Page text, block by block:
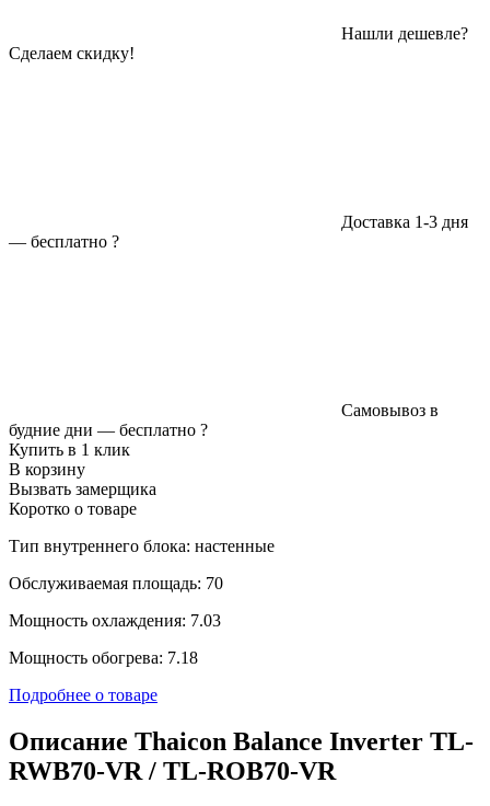
Нашли дешевле?
Сделаем скидку!
Доставка 1-3 дня
— бесплатно ?
Самовывоз в
будние дни — бесплатно ?
Купить в 1 клик
В корзину
Вызвать замерщика
Коротко о товаре
Тип внутреннего блока: настенные
Обслуживаемая площадь: 70
Мощность охлаждения: 7.03
Мощность обогрева: 7.18
Подробнее о товаре
Описание Thaicon Balance Inverter TL-
RWB70-VR / TL-ROB70-VR